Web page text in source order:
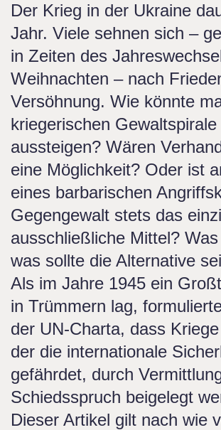
Der Krieg in der Ukraine
Jahr. Viele sehnen sich –
in Zeiten des
Weihnachten – nach
Versöhnung. Wie könnte
kriegerischen Gewaltspirale
aussteigen? Wären
eine Möglichkeit? Oder ist
eines barbarischen
Gegengewalt stets das
ausschließliche Mittel?
was sollte die Alternative
Als im Jahre 1945 ein
in Trümmern lag,
der UN-Charta, dass
der die internationale
gefährdet, durch
Schiedsspruch beigelegt
Dieser Artikel gilt nach wie